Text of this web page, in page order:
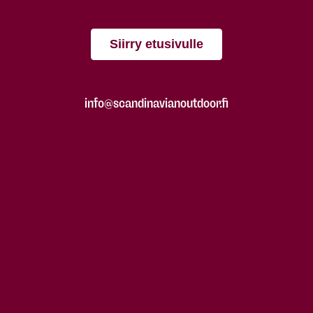
Siirry etusivulle
info@scandinavianoutdoor.fi